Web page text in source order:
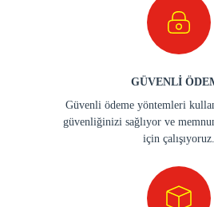
GÜVENLİ
Güvenli ödeme yöntemleri
güvenliğinizi sağlıyor ve
için çalışıyoruz.